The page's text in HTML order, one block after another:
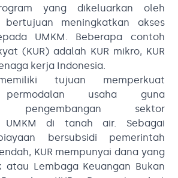
yang dikeluarkan oleh
meningkatkan akses
UMKM. Beberapa contoh
(KUR) adalah KUR mikro, KUR
kerja Indonesia.
tujuan memperkuat
permodalan usaha guna
pengembangan sektor
UMKM di tanah air. Sebagai
bersubsidi pemerintah
KUR mempunyai dana yang
atau Lembaga Keuangan Bukan